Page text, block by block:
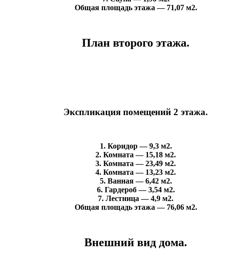
Общая площадь этажа — 71,07 м2.
План второго этажа.
Экспликация помещений 2 этажа.
1. Коридор — 9,3 м2.
2. Комната — 15,18 м2.
3. Комната — 23,49 м2.
4. Комната — 13,23 м2.
5. Ванная — 6,42 м2.
6. Гардероб — 3,54 м2.
7. Лестница — 4,9 м2.
Общая площадь этажа — 76,06 м2.
Внешний вид дома.